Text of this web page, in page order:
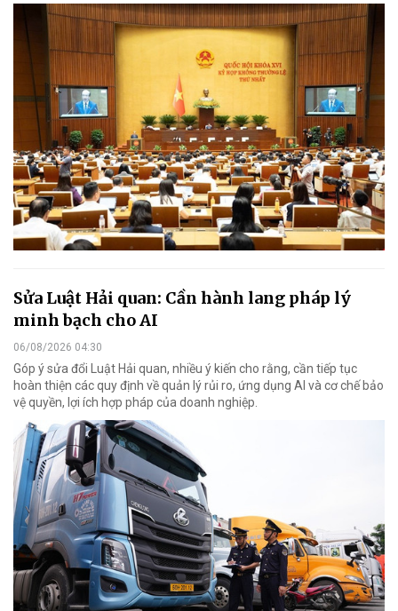
Sửa Luật Hải quan: Cần hành lang pháp lý
minh bạch cho AI
06/08/2026 04:30
Góp ý sửa đổi Luật Hải quan, nhiều ý kiến cho rằng, cần tiếp tục
hoàn thiện các quy định về quản lý rủi ro, ứng dụng AI và cơ chế bảo
vệ quyền, lợi ích hợp pháp của doanh nghiệp.